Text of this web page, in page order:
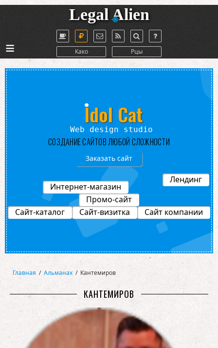
Legal Alien
Како Рцы
≡
Лендинг
Промо-сайт
Интернет-магазин
Idol Cat
Web design studio
СОЗДАНИЕ САЙТОВ ЛЮБОЙ СЛОЖНОСТИ
Заказать сайт
Сайт-каталог Сайт-визитка Сайт компании
Главная / Альманах / Кантемиров
КАНТЕМИРОВ